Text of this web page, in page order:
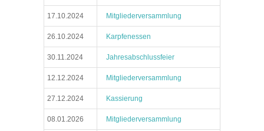
17.10.2024 Mitgliederversammlung
26.10.2024 Karpfenessen
30.11.2024 Jahresabschlussfeier
12.12.2024 Mitgliederversammlung
27.12.2024 Kassierung
08.01.2026 Mitgliederversammlung